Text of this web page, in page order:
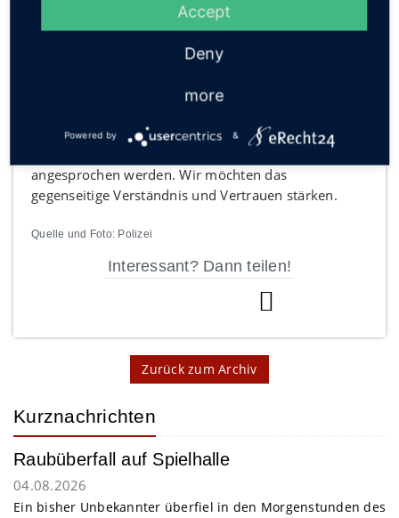
Auf Initiative von Landrat Ali Dogan geht die
Kreispolizeibehörde mit dem Format "Time to Talk -
Die Polizei lädt zum Sicherheitsgespräch" neue
den Menschen vor Ort ins Gespräch kommen.
bewegt, geben Sie uns Hinweise. Es können und
angesprochen werden. Wir möchten das
gegenseitige Verständnis und Vertrauen stärken.
Quelle und Foto: Polizei
Interessant? Dann teilen!
Zurück zum Archiv
Kurznachrichten
Raubüberfall auf Spielhalle
04.08.2026
Ein bisher Unbekannter überfiel in den Morgenstunden des
Accept
Deny
more
Powered by &